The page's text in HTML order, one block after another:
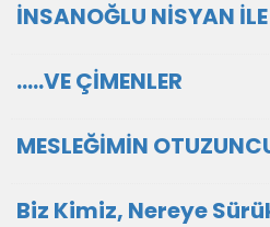
İNSANOĞLU NİSYAN
.....VE ÇİMENLER
MESLEĞİMİN
Biz Kimiz, Nereye